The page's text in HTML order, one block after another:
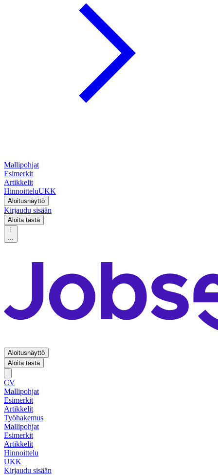
Mallipohjat
Esimerkit
Artikkelit
HinnoitteluUKK
Aloitusnäyttö
Kirjaudu sisään
Aloita tästä
...
Aloitusnäyttö
Aloita tästä
CV
Mallipohjat
Esimerkit
Artikkelit
Työhakemus
Mallipohjat
Esimerkit
Artikkelit
Hinnoittelu
UKK
Kirjaudu sisään